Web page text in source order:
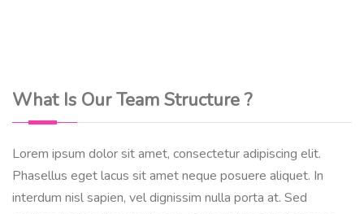
What Is Our Team Structure ?
Lorem ipsum dolor sit amet, consectetur adipiscing elit.
Phasellus eget lacus sit amet neque posuere aliquet. In
interdum nisl sapien, vel dignissim nulla porta at. Sed